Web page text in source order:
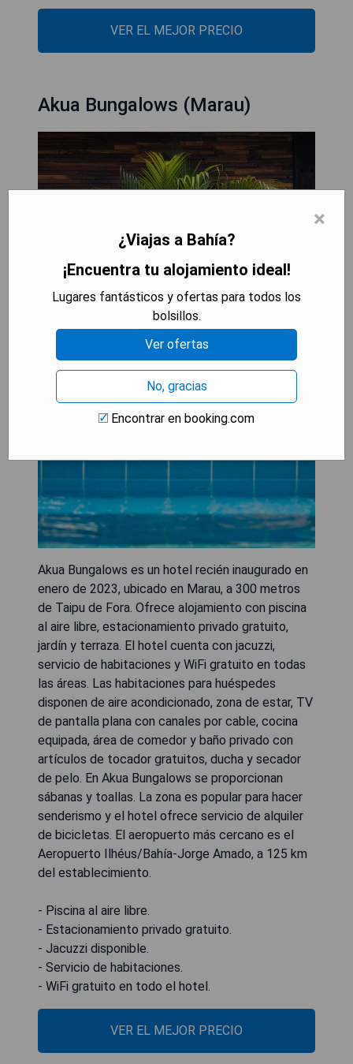
VER EL MEJOR PRECIO
Akua Bungalows (Marau)
Akua Bungalows es un hotel recién inaugurado en
enero de 2023, ubicado en Marau, a 300 metros
de Taipu de Fora. Ofrece alojamiento con piscina
al aire libre, estacionamiento privado gratuito,
jardín y terraza. El hotel cuenta con jacuzzi,
servicio de habitaciones y WiFi gratuito en todas
las áreas. Las habitaciones para huéspedes
disponen de aire acondicionado, zona de estar, TV
de pantalla plana con canales por cable, cocina
equipada, área de comedor y baño privado con
artículos de tocador gratuitos, ducha y secador
de pelo. En Akua Bungalows se proporcionan
sábanas y toallas. La zona es popular para hacer
senderismo y el hotel ofrece servicio de alquiler
de bicicletas. El aeropuerto más cercano es el
Aeropuerto Ilhéus/Bahía-Jorge Amado, a 125 km
del establecimiento.
- Piscina al aire libre.
- Estacionamiento privado gratuito.
- Jacuzzi disponible.
- Servicio de habitaciones.
- WiFi gratuito en todo el hotel.
VER EL MEJOR PRECIO
×
¿Viajas a Bahía?
¡Encuentra tu alojamiento ideal!
Lugares fantásticos y ofertas para todos los
bolsillos.
Ver ofertas
No, gracias
Encontrar en booking.com